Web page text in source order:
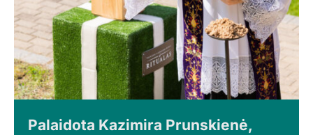
Palaidota Kazimira Prunskienė,